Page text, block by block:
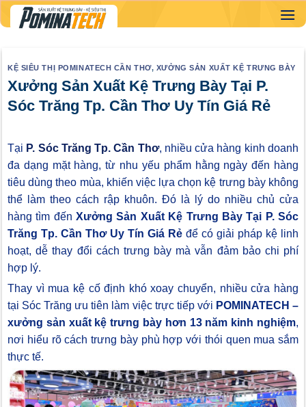
Skip
to
KỆ SIÊU THỊ POMINATECH CẦN THƠ, XƯỞNG SẢN XUẤT KỆ TRƯNG BÀY
Xưởng Sản Xuất Kệ Trưng Bày Tại P.
Sóc Trăng Tp. Cần Thơ Uy Tín Giá Rẻ
Tại P. Sóc Trăng Tp. Cần Thơ, nhiều cửa hàng kinh doanh
đa dạng mặt hàng, từ nhu yếu phẩm hằng ngày đến hàng
tiêu dùng theo mùa, khiến việc lựa chọn kệ trưng bày không
thể làm theo cách rập khuôn. Đó là lý do nhiều chủ cửa
hàng tìm đếnXưởng Sản Xuất Kệ Trưng Bày Tại P. Sóc
Trăng Tp. Cần Thơ Uy Tín Giá Rẻ để có giải pháp kệ linh
hoạt, dễ thay đổi cách trưng bày mà vẫn đảm bảo chi phí
hợp lý.
Thay vì mua kệ cố định khó xoay chuyển, nhiều cửa hàng
tại Sóc Trăng ưu tiên làm việc trực tiếp với POMINATECH –
xưởng sản xuất kệ trưng bày hơn 13 năm kinh nghiệm,
nơi hiểu rõ cách trưng bày phù hợp với thói quen mua sắm
thực tế.